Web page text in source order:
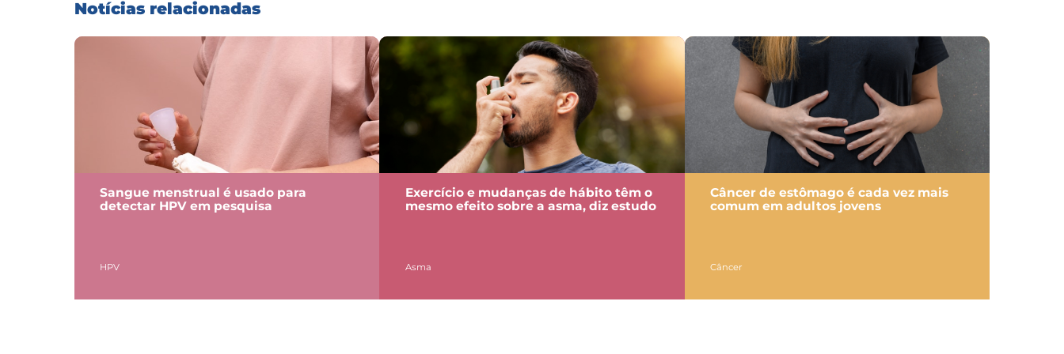
Notícias relacionadas
Sangue menstrual é usado para
detectar HPV em pesquisa
HPV
Exercício e mudanças de hábito têm o
mesmo efeito sobre a asma, diz estudo
Asma
Câncer de estômago é cada vez mais
comum em adultos jovens
Câncer